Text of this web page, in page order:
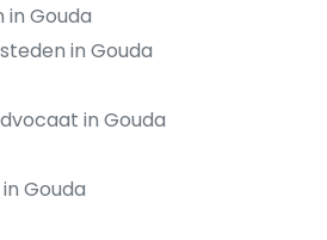
Gouda
in Gouda
in Gouda
Gouda